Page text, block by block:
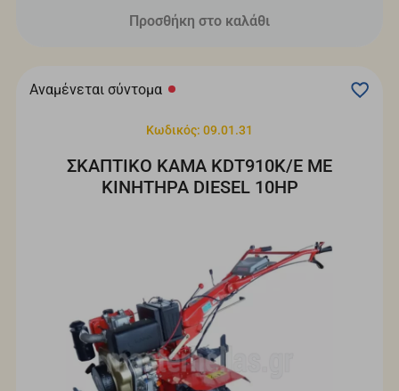
Προσθήκη στο καλάθι
Αναμένεται σύντομα
Κωδικός: 09.01.31
ΣΚΑΠΤΙΚΟ ΚΑΜΑ KDT910K/E ΜΕ
ΚΙΝΗΤΗΡΑ DIESEL 10HP